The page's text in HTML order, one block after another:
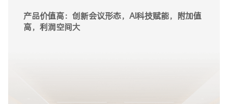
产品价值高：创新会议形态，AI科技赋能，附加值
高，利润空间大
安全性可靠：采用软硬件双重加密设计，避免数据
泄密，安全可靠
AI智能记录：内置AI语音转写功能，会议实时转
写，快捷方便